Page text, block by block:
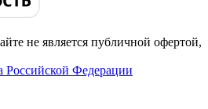
не является публичной офертой,
Российской Федерации